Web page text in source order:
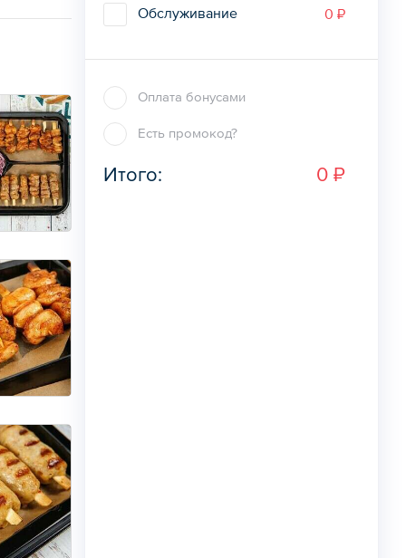
0 ₽
Обслуживание
Оплата бонусами
Есть промокод?
Итого: 0 ₽